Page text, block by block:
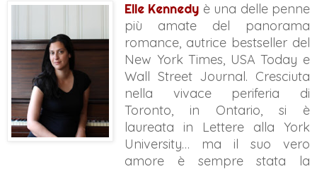
Elle Kennedy è una delle penne
più amate del panorama
romance, autrice bestseller del
New York Times, USA Today e
Wall Street Journal. Cresciuta
nella vivace periferia di
Toronto, in Ontario, si è
laureata in Lettere alla York
University… ma il suo vero
amore è sempre stata la